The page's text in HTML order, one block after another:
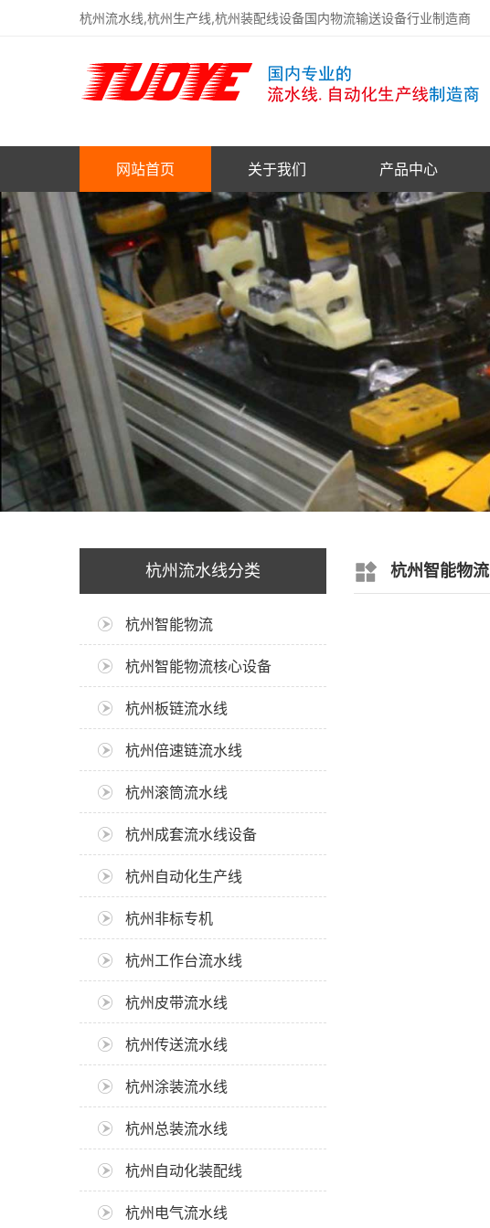
杭州流水线,杭州生产线,杭州装配线设备国内物流输送设备行业制造商
网站首页 关于我们 产品中心
杭州流水线分类
杭州智能物流
杭州智能物流核心设备
杭州板链流水线
杭州倍速链流水线
杭州滚筒流水线
杭州成套流水线设备
杭州自动化生产线
杭州非标专机
杭州工作台流水线
杭州皮带流水线
杭州传送流水线
杭州涂装流水线
杭州总装流水线
杭州自动化装配线
杭州电气流水线
杭州智能物流